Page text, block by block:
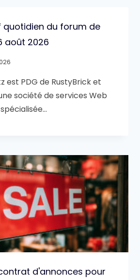
quotidien du forum de
août 2026
est PDG de RustyBrick et
société de services Web
d'annonces pour